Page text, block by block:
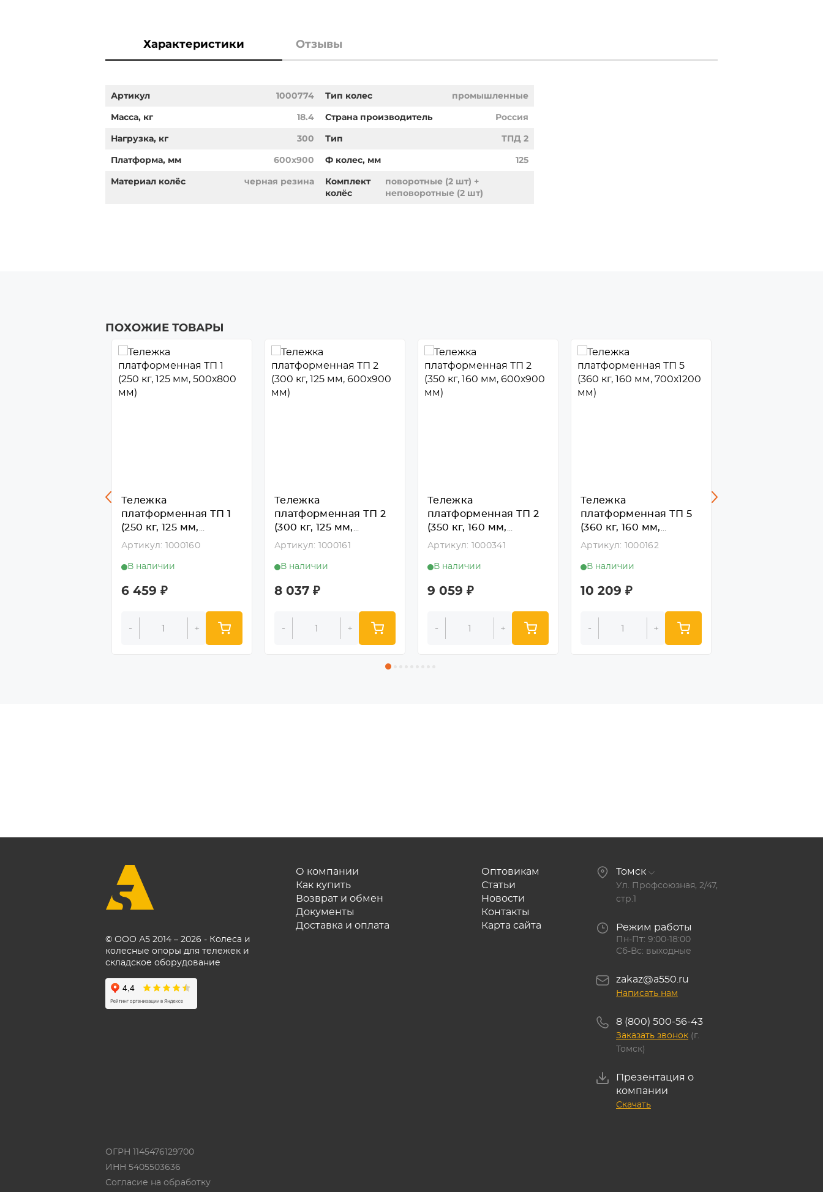
Характеристики Отзывы
Артикул 1000774 Тип колес
промышленные
Масса, кг
18.4 Страна производитель
Россия
Нагрузка, кг
300 Тип
ТПД 2
Платформа, мм
600x900 Ф колес, мм
125
Материал колёс
черная резина
Комплект
колёс
поворотные (2 шт) +
неповоротные (2 шт)
ПОХОЖИЕ ТОВАРЫ
Тележка
платформенная ТП 1
(250 кг, 125 мм,
500х800 мм)
Артикул: 1000160
В наличии
6 459 ₽
- +
Тележка
платформенная ТП 2
(300 кг, 125 мм,
600х900 мм)
Артикул: 1000161
В наличии
8 037 ₽
- +
Тележка
платформенная ТП 2
(350 кг, 160 мм,
600х900 мм)
Артикул: 1000341
В наличии
9 059 ₽
- +
Тележка
платформенная ТП 5
(360 кг, 160 мм,
700х1200 мм)
Артикул: 1000162
В наличии
10 209 ₽
- +
© ООО А5 2014 – 2026 - Колеса и
колесные опоры для тележек и
складское оборудование
О компании
Как купить
Возврат и обмен
Документы
Доставка и оплата
Оптовикам
Статьи
Новости
Контакты
Карта сайта
Томск
Ул. Профсоюзная, 2/47,
стр.1
Режим работы
Пн-Пт: 9:00-18:00
Сб-Вс: выходные
zakaz@a550.ru
Написать нам
8 (800) 500-56-43
Заказать звонок (г.
Томск)
Презентация о
компании
Скачать
ОГРН 1145476129700
ИНН 5405503636
Согласие на обработку